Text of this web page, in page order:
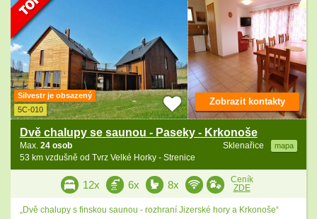
Silvestr je obsazený
5C-010
Dvě chalupy se saunou - Paseky - Krkonoše
Sklenařice mapa
Max. 24 osob
53 km vzdušně od Tvrz Velké Horky - Strenice
Zobrazit kontakty
12x 6x 8x
Ceník
ZDE
„Dvě chalupy s finskou saunou - rozhraní Jizerské hory a Krkonoše“